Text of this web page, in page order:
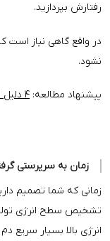
رفتارش بپردازید.
در واقع گاهی نیاز
نشود.
پیشنهاد مطالعه: ۴ دلیل اصلی که سگ شما همه جا تعقیب تان می کند!
زمان به سرپرستی
زمانی که شما تصمیم
تشخیص سطح انرژی
انرژی بالا بسیار سریع